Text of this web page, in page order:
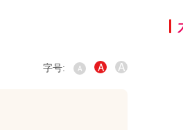
字号: A A A